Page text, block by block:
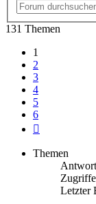
131 Themen
1
2
3
4
5
6
Themen
Zugriffe
Letzter